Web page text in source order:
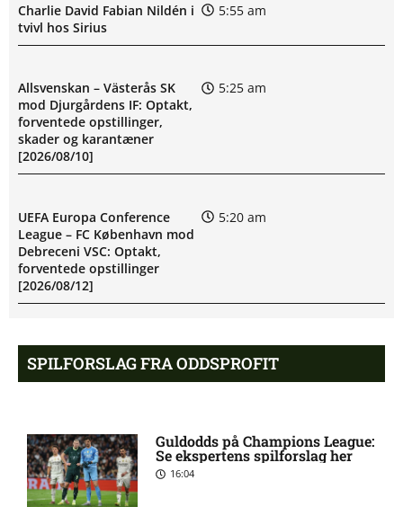
Charlie David Fabian Nildén i
tvivl hos Sirius
5:55 am
Allsvenskan – Västerås SK
mod Djurgårdens IF: Optakt,
forventede opstillinger,
skader og karantæner
[2026/08/10]
5:25 am
UEFA Europa Conference
League – FC København mod
Debreceni VSC: Optakt,
forventede opstillinger
[2026/08/12]
5:20 am
Eric Noel Patrik Milleskog i
tvivl hos Sirius
8:49 pm
Chermiti
Ajax-profil bekræfter: I dialog
SPILFORSLAG FRA ODDSPROFIT
Guldodds på Champions League:
Se ekspertens spilforslag her
16:04